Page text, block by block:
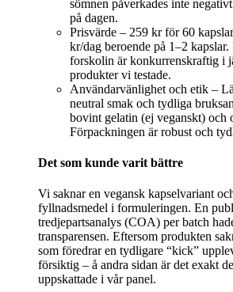
sömnen påverkades inte
på dagen.
Prisvärde – 259 kr för 60
kr/dag beroende på 1–2
forskolin är konkurrenskraftig i
produkter vi testade.
Användarvänlighet och etik –
neutral smak och tydliga
bovint gelatin (ej veganskt) och
Förpackningen är robust och
Det som kunde varit bättre
Vi saknar en vegansk kapselvariant
fyllnadsmedel i formuleringen. En
tredjepartsanalys (COA) per batch
transparensen. Eftersom produkten
som föredrar en tydligare “kick”
försiktig – å andra sidan är det exakt
uppskattade i vår panel.